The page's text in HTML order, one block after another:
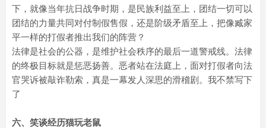
下，就像当年抗日战争时期，是民族利益至上，团结一切可以
团结的力量共同对付制假售假，还是阶级矛盾至上，把像臧家
平一样的打假者推出我们的阵营？
法律是社会的公器，是维护社会秩序的最后一道警戒线。法律
的终极目标就是惩恶扬善。恶者站在法庭上，面对打假者向法
官哭诉被敲诈勒索，真是一幕发人深思的滑稽剧。我不禁写下
了
六、笑谈经历猫玩老鼠